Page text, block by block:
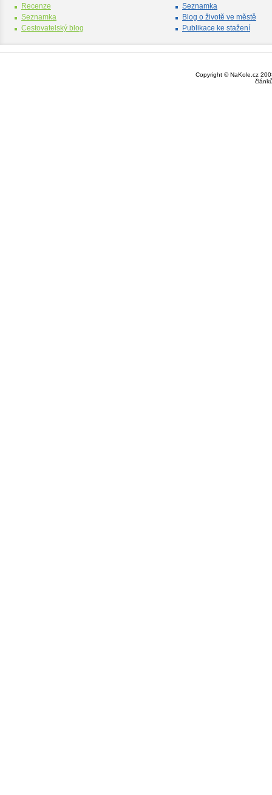
Recenze
Seznamka
Cestovatelský blog
Seznamka
Blog o životě ve městě
Publikace ke stažení
Copyright © NaKole.cz